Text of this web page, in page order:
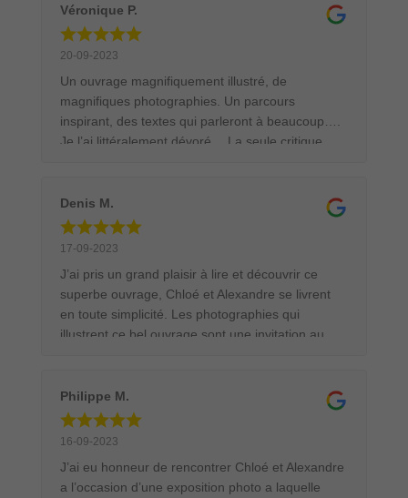
papier de qualité. Le tout est accompagné de
très beaux textes dans lesquels le jeune couple
nous partage anecdotes et circonstances des
trouvera une bonne place dans la bibliothèque
des passionnés de la Nature et de ses animaux.
Véronique P.
20-09-2023
Un ouvrage magnifiquement illustré, de
magnifiques photographies. Un parcours
inspirant, des textes qui parleront à beaucoup….
Je l’ai littéralement dévoré… La seule critique
Denis M.
17-09-2023
J’ai pris un grand plaisir à lire et découvrir ce
superbe ouvrage, Chloé et Alexandre se livrent
en toute simplicité. Les photographies qui
illustrent ce bel ouvrage sont une invitation au
Philippe M.
16-09-2023
J’ai eu honneur de rencontrer Chloé et Alexandre
a l’occasion d’une exposition photo a laquelle